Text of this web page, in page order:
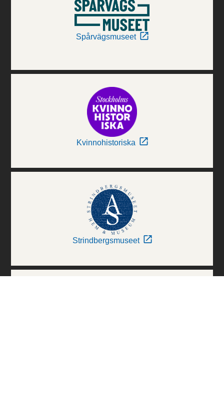
Spårvägsmuseet
Kvinnohistoriska
Strindbergsmuseet